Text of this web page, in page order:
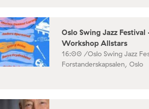
Oslo Swing Jazz
Workshop Allstars
16:00 /Oslo Swing Jazz
Forstanderskapsalen, Oslo